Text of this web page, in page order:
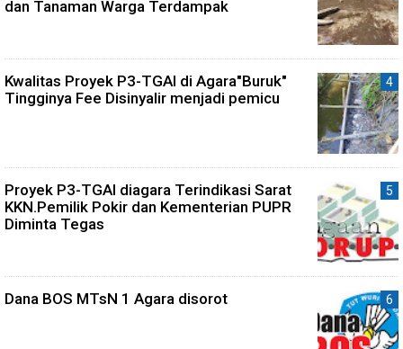
dan Tanaman Warga Terdampak
Kwalitas Proyek P3-TGAI di Agara"Buruk"
Tingginya Fee Disinyalir menjadi pemicu
Proyek P3-TGAI diagara Terindikasi Sarat
KKN.Pemilik Pokir dan Kementerian PUPR
Diminta Tegas
Dana BOS MTsN 1 Agara disorot